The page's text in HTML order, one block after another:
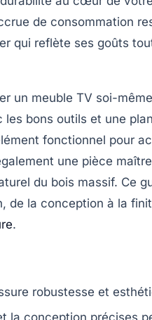
de consommation
qui reflète ses goûts
un meuble TV soi-
les bons outils et une
fonctionnel pour
une pièce
du bois massif. Ce
de la conception à la
.
robustesse et
la conception précises